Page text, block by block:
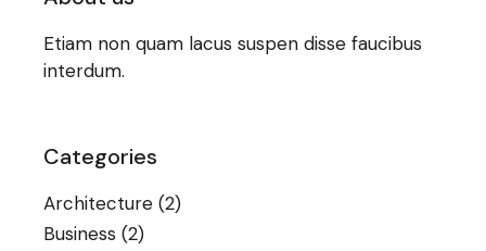
Etiam non quam lacus suspen disse faucibus
interdum.
Categories
Architecture (2)
Business (2)